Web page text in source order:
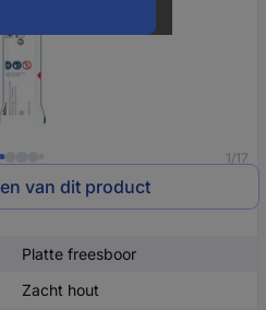
1/17
van dit product
Platte freesboor
Zacht hout